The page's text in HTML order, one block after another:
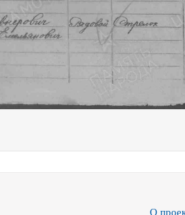
О